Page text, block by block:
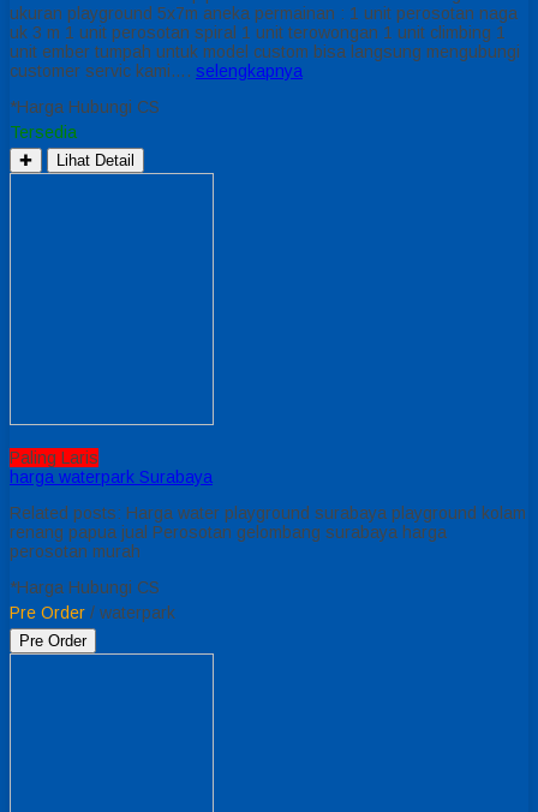
ukuran playground 5x7m aneka permainan : 1 unit perosotan naga
uk 3 m 1 unit perosotan spiral 1 unit terowongan 1 unit climbing 1
unit ember tumpah untuk model custom bisa langsung mengubungi
customer servic kami…. selengkapnya
*Harga Hubungi CS
Tersedia
✚ Lihat Detail
Paling Laris
harga waterpark Surabaya
Related posts: Harga water playground surabaya playground kolam
renang papua jual Perosotan gelombang surabaya harga
perosotan murah
*Harga Hubungi CS
Pre Order / waterpark
Pre Order